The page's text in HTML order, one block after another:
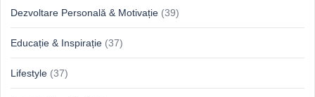
Dezvoltare Personală & Motivație (39)
Educație & Inspirație (37)
Lifestyle (37)